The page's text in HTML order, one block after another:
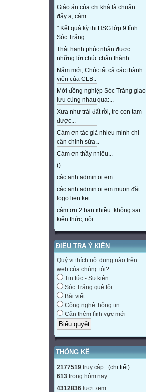
Giáo án của chị khá là chuẩn
đấy ạ, cám...
" Kết quả kỳ thi HSG lớp 9 tỉnh
Sóc Trăng...
Thật hạnh phúc nhận được
những lời chúc chân thành...
Năm mới, Chúc tất cả các thành
viên của CLB...
Mời đồng nghiệp Sóc Trăng giao
lưu cùng nhau qua:...
Xưa như trái đất rồi, tre con tam
được...
Cám ơn tác giả nhieu minh chi
cân chinh sửa...
Cám ơn thầy nhiêu...
() ...
các anh admin oi em ...
các anh admin oi em muon đặt
logo lien ket...
cảm ơn 2 bạn nhiều. không sai
kiến thức, nội...
ĐIỀU TRA Ý KIẾN
Quý vị thích nội dung nào trên
web của chúng tôi?
Tin tức - Sự kiện
Sóc Trăng quê tôi
Bài viết
Công nghệ thông tin
Cần thêm lĩnh vực mới
THỐNG KÊ
2177519 truy cập (chi tiết)
613 trong hôm nay
4312836 lượt xem